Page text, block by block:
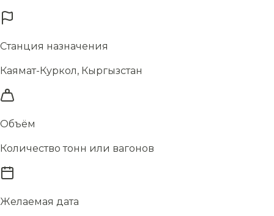
Станция назначения
Каямат-Куркол, Кыргызстан
Объём
Количество тонн или вагонов
Желаемая дата